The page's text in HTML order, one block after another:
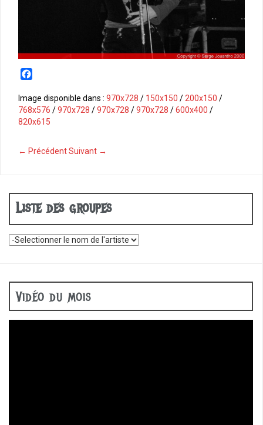
c
e
b
k
Image disponible dans : 970x728 / 150x150 / 200x150 /
768x576 /970x728 /970x728 /970x728 /600x400 /
820x615
← PrécédentSuivant →
Liste des groupes
Vidéo du mois